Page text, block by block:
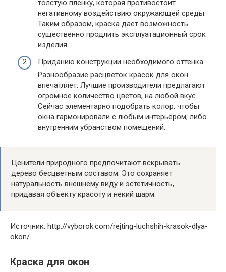
толстую пленку, которая противостоит
негативному воздействию окружающей среды.
Таким образом, краска дает возможность
существенно продлить эксплуатационный срок
изделия.
Приданию конструкции необходимого оттенка.
Разнообразие расцветок красок для окон
впечатляет. Лучшие производители предлагают
огромное количество цветов, на любой вкус.
Сейчас элементарно подобрать колор, чтобы
окна гармонировали с любым интерьером, либо
внутренним убранством помещений.
Ценители природного предпочитают вскрывать
дерево бесцветным составом. Это сохраняет
натуральность внешнему виду и эстетичность,
придавая объекту красоту и некий шарм.
Источник: http://vyborok.com/rejting-luchshih-krasok-dlya-
okon/
Краска для окон